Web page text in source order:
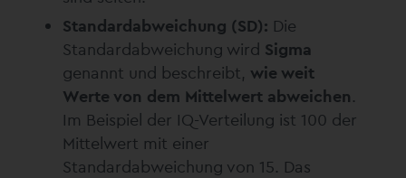
Standardabweichung (SD): Die
Standardabweichung wird Sigma
genannt und beschreibt, wie weit
Werte von dem Mittelwert abweichen.
Im Beispiel der IQ-Verteilung ist 100 der
Mittelwert mit einer
Standardabweichung von 15. Das